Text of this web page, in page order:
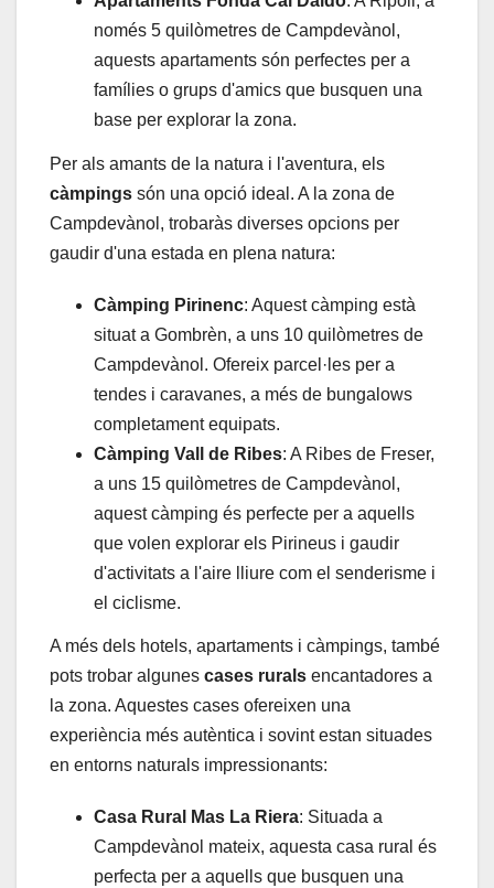
només 5 quilòmetres de Campdevànol,
aquests apartaments són perfectes per a
famílies o grups d'amics que busquen una
base per explorar la zona.
Per als amants de la natura i l'aventura, els
càmpings són una opció ideal. A la zona de
Campdevànol, trobaràs diverses opcions per
gaudir d'una estada en plena natura:
Càmping Pirinenc: Aquest càmping està
situat a Gombrèn, a uns 10 quilòmetres de
Campdevànol. Ofereix parcel·les per a
tendes i caravanes, a més de bungalows
completament equipats.
Càmping Vall de Ribes: A Ribes de Freser,
a uns 15 quilòmetres de Campdevànol,
aquest càmping és perfecte per a aquells
que volen explorar els Pirineus i gaudir
d'activitats a l'aire lliure com el senderisme i
el ciclisme.
A més dels hotels, apartaments i càmpings, també
pots trobar algunes cases rurals encantadores a
la zona. Aquestes cases ofereixen una
experiència més autèntica i sovint estan situades
en entorns naturals impressionants:
Casa Rural Mas La Riera: Situada a
Campdevànol mateix, aquesta casa rural és
perfecta per a aquells que busquen una